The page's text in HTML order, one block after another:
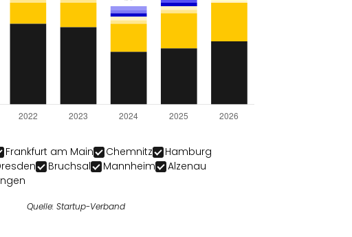
Frankfurt am Main Chemnitz
Hamburg
Bruchsal Mannheim
Alzenau
Quelle: Startup-Verband